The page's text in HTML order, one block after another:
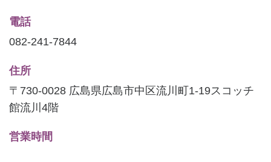
電話
082-241-7844
住所
〒730-0028 広島県広島市中区流川町1-19スコッチ
館流川4階
営業時間